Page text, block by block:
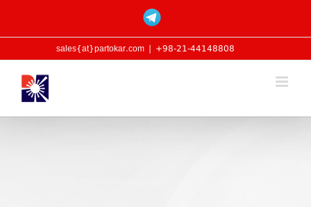
content
Custom
98-21-44148808+
sales{at}partokar.com